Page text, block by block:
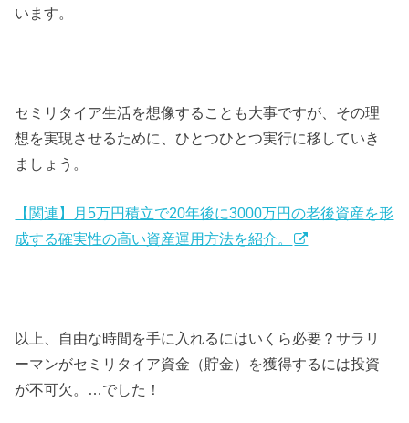
います。
セミリタイア生活を想像することも大事ですが、その理
想を実現させるために、ひとつひとつ実行に移していき
ましょう。
【関連】月5万円積立で20年後に3000万円の老後資産を形
成する確実性の高い資産運用方法を紹介。
以上、自由な時間を手に入れるにはいくら必要？サラリ
ーマンがセミリタイア資金（貯金）を獲得するには投資
が不可欠。…でした！